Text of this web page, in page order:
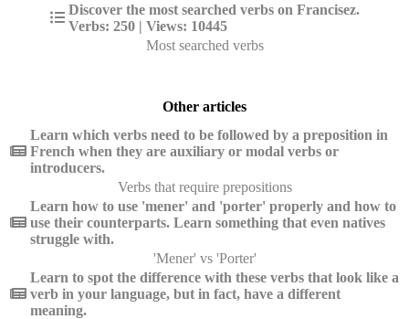
Discover the most searched verbs on Francisez.
Verbs: 250 | Views: 10445
Most searched verbs
Other articles
Learn which verbs need to be followed by a preposition in
French when they are auxiliary or modal verbs or
introducers.
Verbs that require prepositions
Learn how to use 'mener' and 'porter' properly and how to
use their counterparts. Learn something that even natives
struggle with.
'Mener' vs 'Porter'
Learn to spot the difference with these verbs that look like a
verb in your language, but in fact, have a different
meaning.